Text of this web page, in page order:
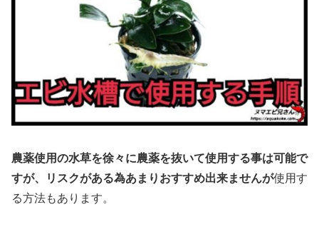
農薬使用の水草を徐々に農薬を抜いて使用する事は可能で
すが、リスクがある為あまりおすすめ出来ませんが使用す
る方法もあります。